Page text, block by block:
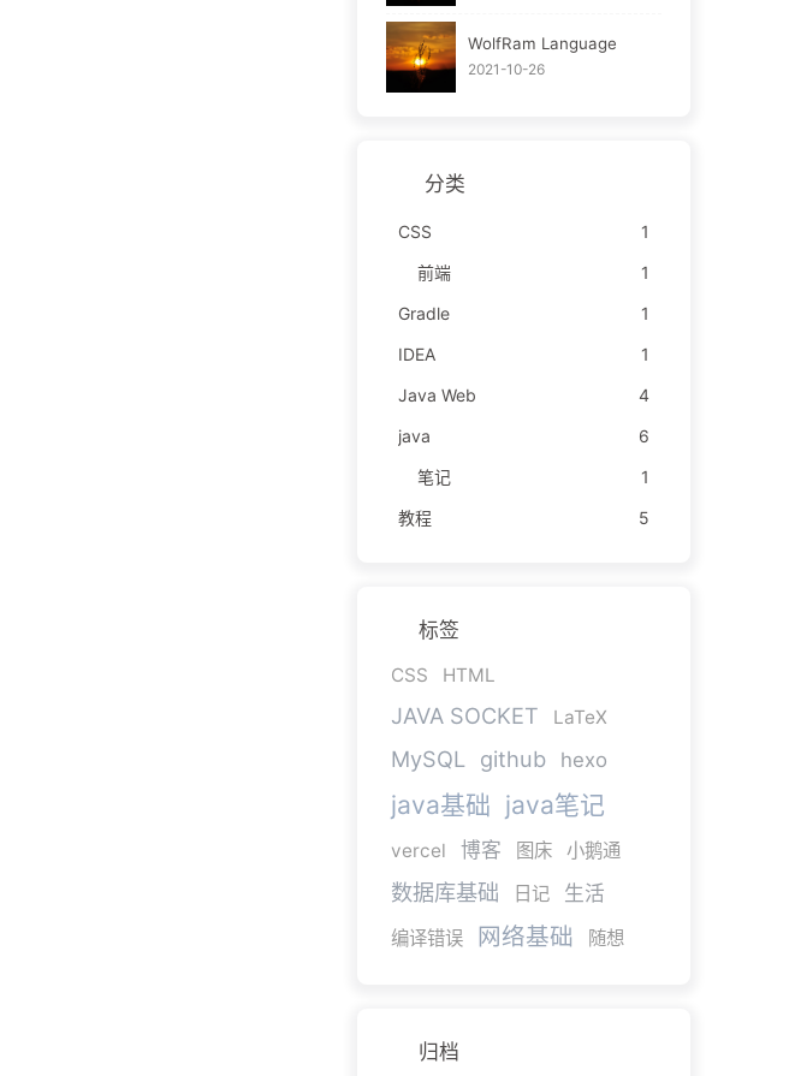
WolfRam Language
2021-10-26
分类
CSS
1
前端
1
Gradle
1
IDEA
1
Java Web
4
java
6
笔记
1
教程
5
标签
CSS HTML
JAVA SOCKET LaTeX
MySQL github hexo
java基础 java笔记
vercel 博客 图床 小鹅通
数据库基础 日记 生活
编译错误 网络基础 随想
归档